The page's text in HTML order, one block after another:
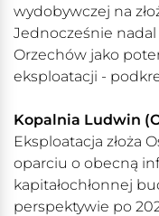
wydobywczej na
Jednocześnie nadal
Orzechów jako
eksploatacji -
Kopalnia Ludwin
Eksploatacja złoża
oparciu o obecną
kapitałochłonnej
perspektywie po